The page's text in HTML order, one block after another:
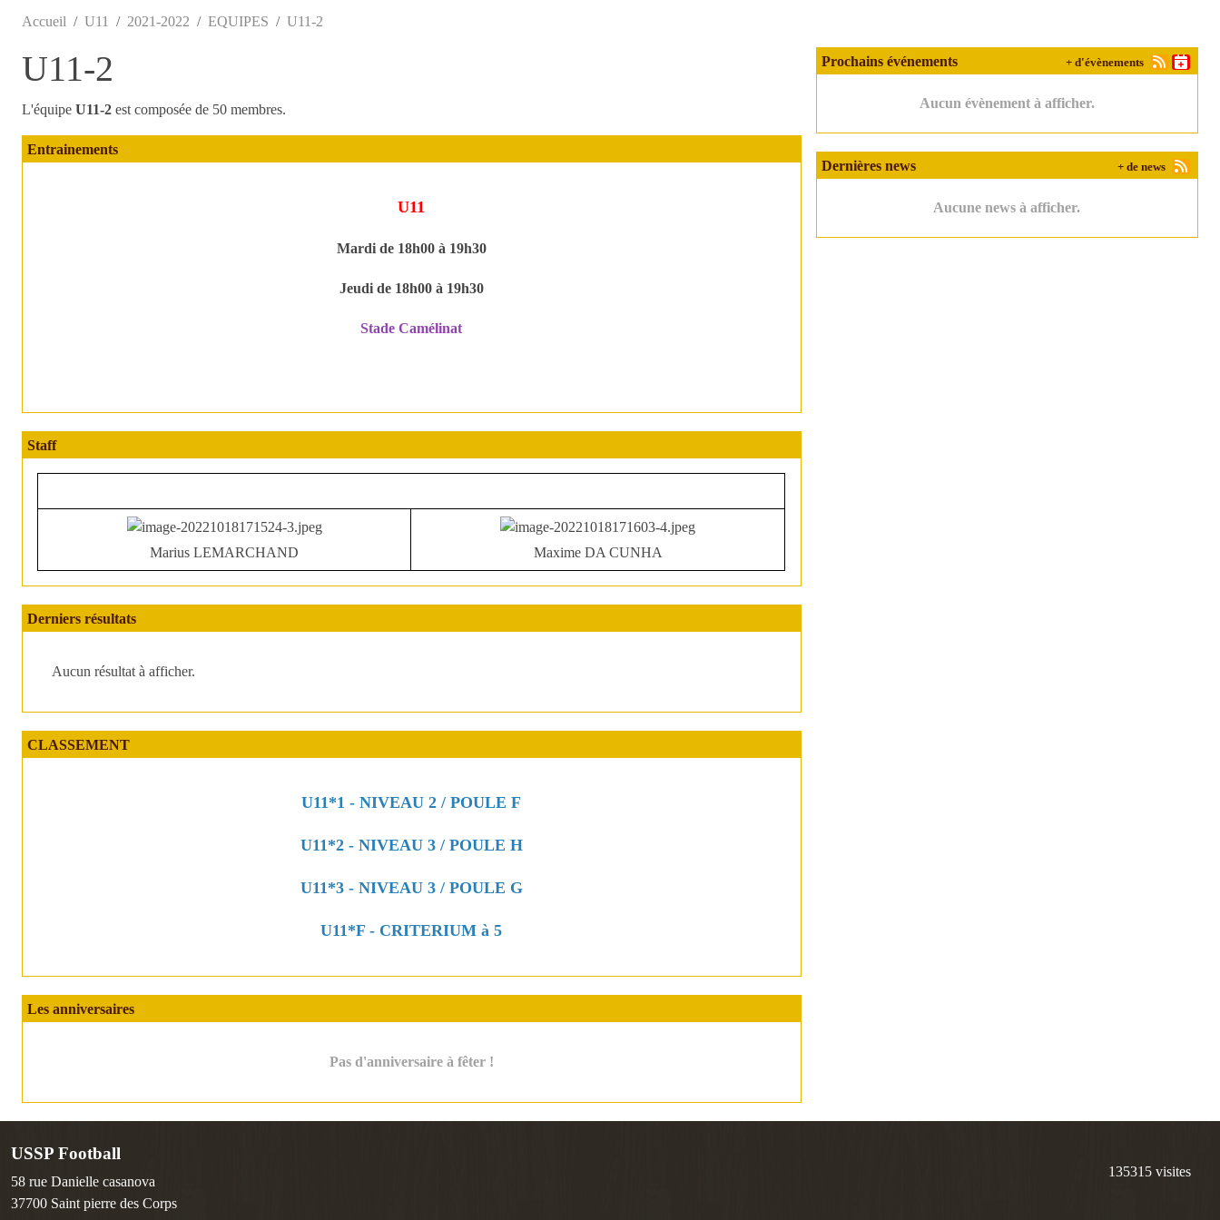
Accueil U11 2021-2022 EQUIPES U11-2
U11-2
L'équipe U11-2 est composée de 50 membres.
Entrainements
U11
Mardi de 18h00 à 19h30
Jeudi de 18h00 à 19h30
Stade Camélinat
Staff
Marius LEMARCHAND Maxime DA CUNHA
Derniers résultats
Aucun résultat à afficher.
CLASSEMENT
U11*1 - NIVEAU 2 / POULE F
U11*2 - NIVEAU 3 / POULE H
U11*3 - NIVEAU 3 / POULE G
U11*F - CRITERIUM à 5
Les anniversaires
Pas d'anniversaire à fêter !
Prochains événements
Aucun évènement à afficher.
+ d'évènements
Dernières news
Aucune news à afficher.
+ de news
USSP Football
58 rue Danielle casanova
37700 Saint pierre des Corps
135315 visites